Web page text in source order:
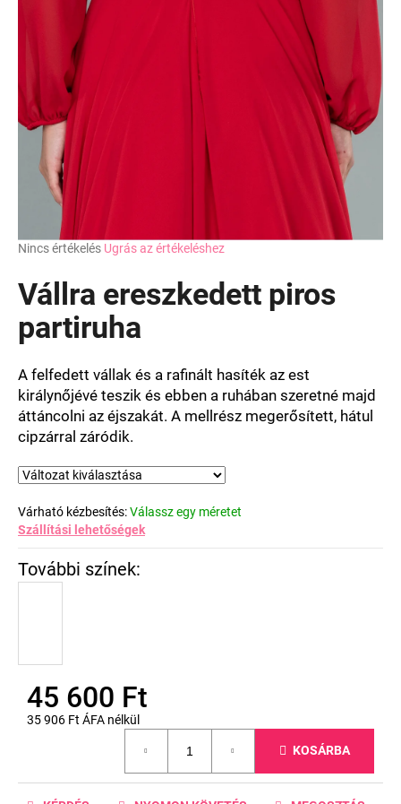
A
átlagos
értékelése
ből
csillag.
Nincs értékelés Ugrás az értékeléshez
Vállra ereszkedett piros
partiruha
A felfedett vállak és a rafinált hasíték az est
királynőjévé teszik és ebben a ruhában szeretné majd
áttáncolni az éjszakát. A mellrész megerősített, hátul
cipzárral záródik.
Várható kézbesítés:Válassz egy méretet
Szállítási lehetőségek
45 600 Ft
35 906 Ft ÁFA nélkül
KOSÁRBA